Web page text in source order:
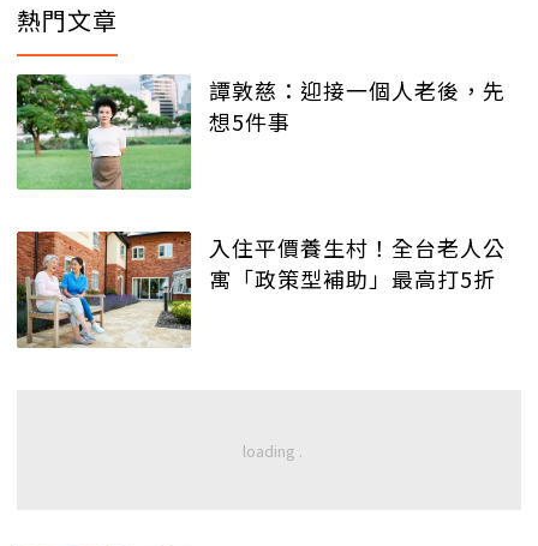
熱門文章
譚敦慈：迎接一個人老後，先
想5件事
入住平價養生村！全台老人公
寓「政策型補助」最高打5折